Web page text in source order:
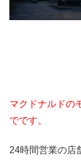
マクドナルドの
でです。
24時間営業の店